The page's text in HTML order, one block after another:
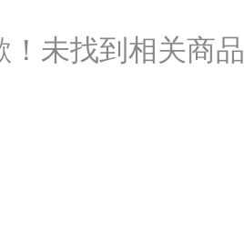
！未找到相关商品